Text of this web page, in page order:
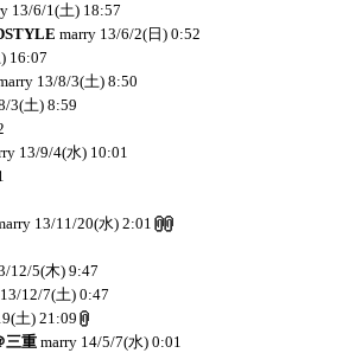
13/6/1(土) 18:57
marry 13/6/2(日) 0:52
16:07
13/8/3(土) 8:50
3(土) 8:59
13/9/4(水) 10:01
13/11/20(水) 2:01
12/5(木) 9:47
13/12/7(土) 0:47
土) 21:09
三重 marry 14/5/7(水) 0:01